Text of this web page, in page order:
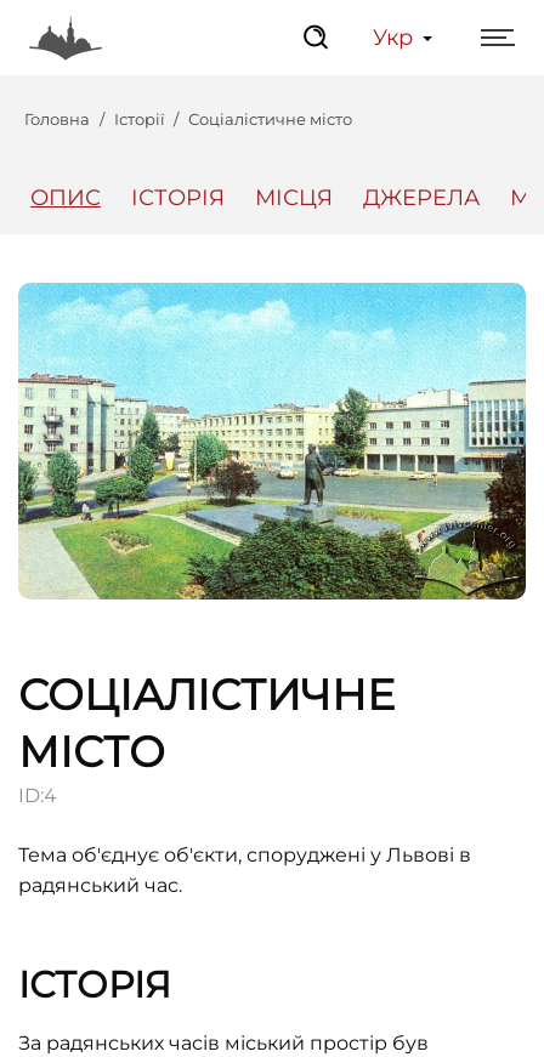
Укр
Головна Історії Соціалістичне місто
ОПИС ІСТОРІЯ МІСЦЯ ДЖЕРЕЛА
СОЦІАЛІСТИЧНЕ
МІСТО
ID:4
Тема об'єднує об'єкти, споруджені у Львові в
радянський час.
ІСТОРІЯ
За радянських часів міський простір був